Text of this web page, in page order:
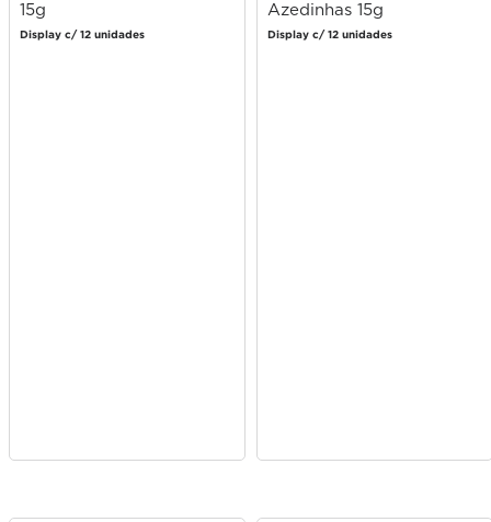
15g
Display c/ 12 unidades
Azedinhas 15g
Display c/ 12 unidades